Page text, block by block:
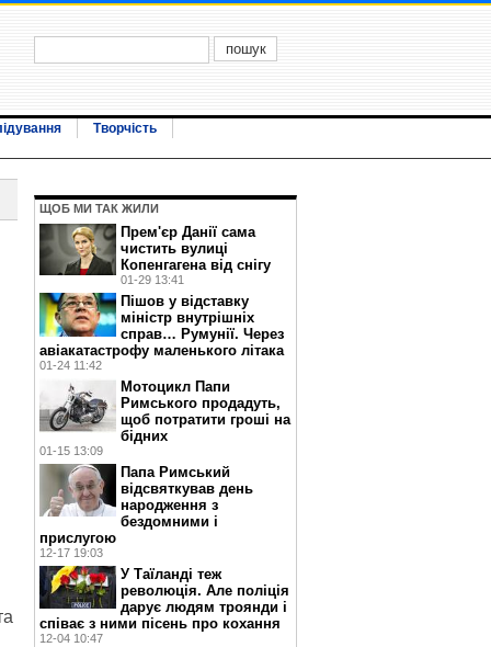
Творчість
ЩОБ МИ ТАК ЖИЛИ
Прем'єр Данії сама
чистить вулиці
Копенгагена від снігу
01-29 13:41
Пішов у відставку
міністр внутрішніх
справ… Румунії. Через
авіакатастрофу маленького літака
01-24 11:42
Мотоцикл Папи
Римського продадуть,
щоб потратити гроші на
бідних
01-15 13:09
Папа Римський
відсвяткував день
народження з
бездомними і
прислугою
12-17 19:03
У Таїланді теж
революція. Але поліція
дарує людям троянди і
співає з ними пісень про кохання
12-04 10:47